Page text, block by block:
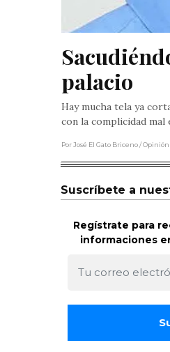
palacio
Hay mucha tela ya
con la complicidad mal
Por José El Gato Briceno/ Opinión
Suscríbete a
Regístrate para
informaciones